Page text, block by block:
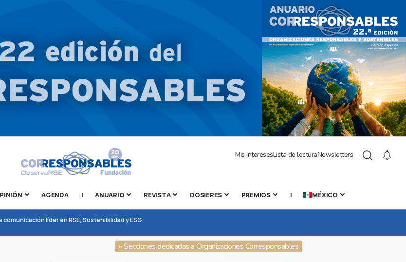
Mis interesesLista de lecturaNewsletters
AGENDA | ANUARIO REVISTA DOSIERES PREMIOS | MÉXICO
líder en RSE, Sostenibilidad y ESG
» Secciones dedicadas a Organizaciones Corresponsables